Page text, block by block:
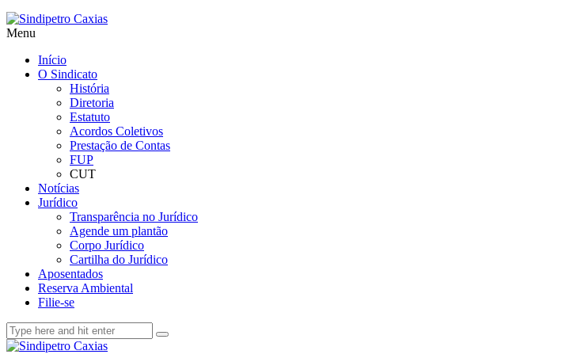
Menu
Início
O Sindicato
História
Diretoria
Estatuto
Acordos Coletivos
Prestação de Contas
FUP
CUT
Notícias
Jurídico
Transparência no Jurídico
Agende um plantão
Corpo Jurídico
Cartilha do Jurídico
Aposentados
Reserva Ambiental
Filie-se